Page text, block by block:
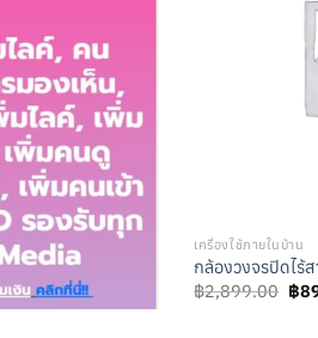
เครื่องใช้ภายในบ้าน
กล้องวงจรปิดไร้
฿2,899.00
price
฿